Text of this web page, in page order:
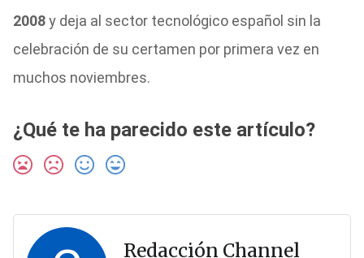
2008y deja al sector tecnológico español sin la
celebración de su certamen por primera vez en
muchos noviembres.
¿Qué te ha parecido este artículo?
Redacción Channel